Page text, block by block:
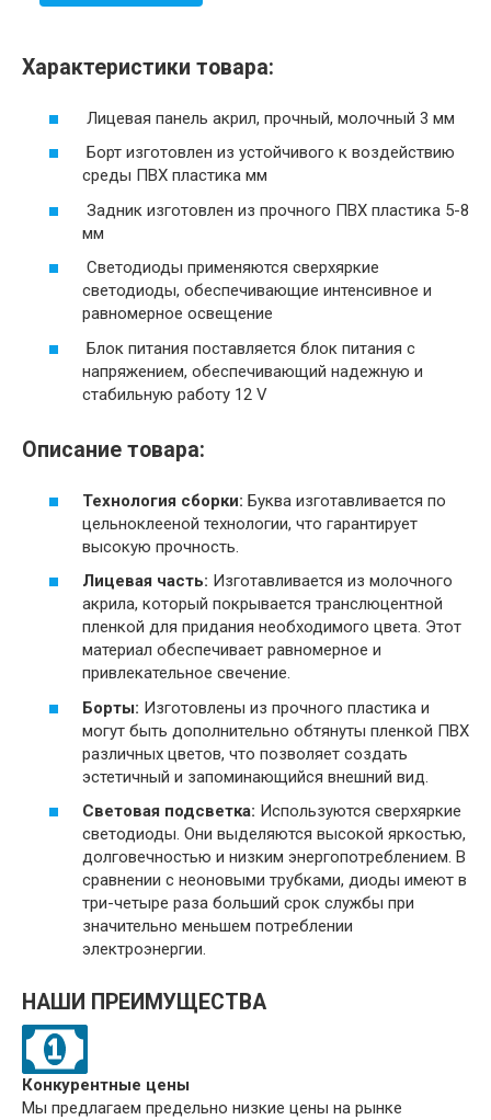
Характеристики товара:
Лицевая панель акрил, прочный, молочный 3 мм
Борт изготовлен из устойчивого к воздействию
среды ПВХ пластика мм
Задник изготовлен из прочного ПВХ пластика 5-8
мм
Светодиоды применяются сверхяркие
светодиоды, обеспечивающие интенсивное и
равномерное освещение
Блок питания поставляется блок питания с
напряжением, обеспечивающий надежную и
стабильную работу 12 V
Описание товара:
Технология сборки: Буква изготавливается по
цельноклееной технологии, что гарантирует
высокую прочность.
Лицевая часть: Изготавливается из молочного
акрила, который покрывается транслюцентной
пленкой для придания необходимого цвета. Этот
материал обеспечивает равномерное и
привлекательное свечение.
Борты: Изготовлены из прочного пластика и
могут быть дополнительно обтянуты пленкой ПВХ
различных цветов, что позволяет создать
эстетичный и запоминающийся внешний вид.
Световая подсветка: Используются сверхяркие
светодиоды. Они выделяются высокой яркостью,
долговечностью и низким энергопотреблением. В
сравнении с неоновыми трубками, диоды имеют в
три-четыре раза больший срок службы при
значительно меньшем потреблении
электроэнергии.
НАШИ ПРЕИМУЩЕСТВА
Конкурентные цены
Мы предлагаем предельно низкие цены на рынке